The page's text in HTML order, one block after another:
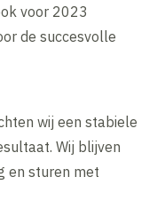
voor 2023
de succesvolle
wij een stabiele
Wij blijven
en sturen met